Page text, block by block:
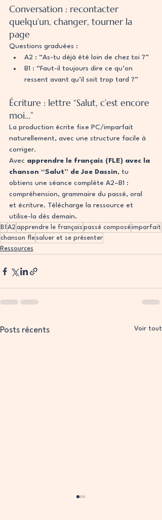
Conversation : recontacter
quelqu’un, changer, tourner la
page
Questions graduées :
A2 : “As-tu déjà été loin de chez toi ?”
B1 : “Faut-il toujours dire ce qu’on
ressent avant qu’il soit trop tard ?”
Écriture : lettre “Salut, c’est encore
moi…”
La production écrite fixe PC/imparfait
naturellement, avec une structure facile à
corriger.
Avec apprendre le français (FLE) avec la
chanson “Salut” de Joe Dassin, tu
obtiens une séance complète A2–B1 :
compréhension, grammaire du passé, oral
et écriture. Télécharge la ressource et
utilise-la dès demain.
B1 A2 apprendre le français passé composéimparfait
chanson flesaluer et se présenter
Ressources
Posts récents Voir tout